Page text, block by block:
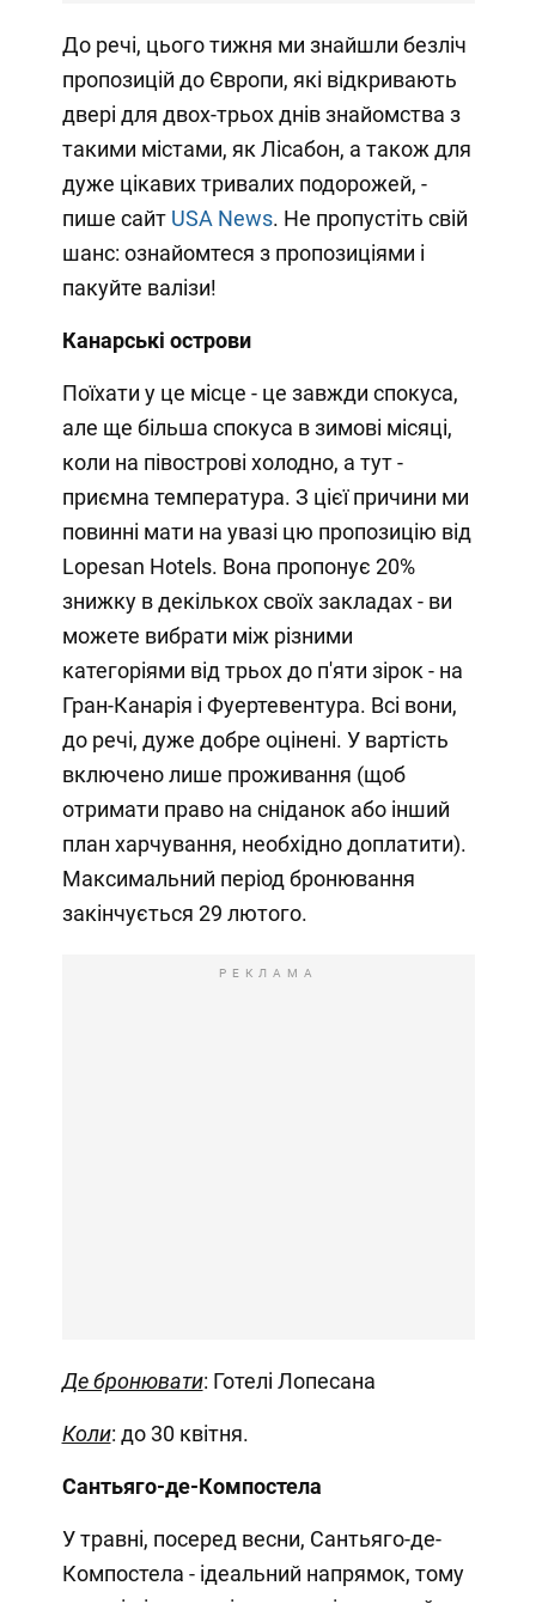
До речі, цього тижня ми знайшли безліч
пропозицій до Європи, які відкривають
двері для двох-трьох днів знайомства з
такими містами, як Лісабон, а також для
дуже цікавих тривалих подорожей, -
пише сайт USA News. Не пропустіть свій
шанс: ознайомтеся з пропозиціями і
пакуйте валізи!
Канарські острови
Поїхати у це місце - це завжди спокуса,
але ще більша спокуса в зимові місяці,
коли на півострові холодно, а тут -
приємна температура. З цієї причини ми
повинні мати на увазі цю пропозицію від
Lopesan Hotels. Вона пропонує 20%
знижку в декількох своїх закладах - ви
можете вибрати між різними
категоріями від трьох до п'яти зірок - на
Гран-Канарія і Фуертевентура. Всі вони,
до речі, дуже добре оцінені. У вартість
включено лише проживання (щоб
отримати право на сніданок або інший
план харчування, необхідно доплатити).
Максимальний період бронювання
закінчується 29 лютого.
РЕКЛАМА
Де бронювати: Готелі Лопесана
Коли: до 30 квітня.
Сантьяго-де-Компостела
У травні, посеред весни, Сантьяго-де-
Компостела - ідеальний напрямок, тому